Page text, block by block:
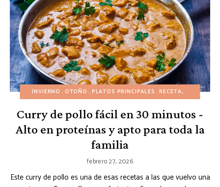
INVIERNO OTOÑO PLATOS PRINCIPALES RECETAS ASIÁTICAS
Curry de pollo fácil en 30 minutos -
Alto en proteínas y apto para toda la
familia
febrero 27, 2026
Este curry de pollo es una de esas recetas a las que vuelvo una